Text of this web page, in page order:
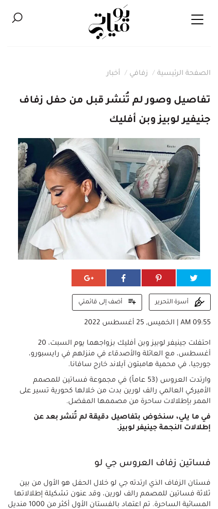
الصفحة الرئيسية زفافي أخبار
تفاصيل وصور لم تُنشر قبل من حفل زفاف
جنيفير لوبيز وبن أفليك
أسرة التحرير أضف إلى قائمتي
09:55 AM | الخميس, 25 أغسطس 2022
احتفلت جينيفر لوبيز وبن أفليك بزواجهما يوم السبت، 20
أغسطس، مع العائلة والأصدقاء في منزلهم في رايسبورو،
جورجيا، في محمية هامبتون آيلاند خارج سافانا.
وارتدت العروس (53 عاماً) في مجموعة فساتين للمصمم
الأميركي العالمي رالف لورين بدت من خلالها كحورية تسير على
الممر بإطلالات ساحرة من مصممها المفضل.
في ما يلي، سنخوض بتفاصيل دقيقة لم تُنشر بعد عن
إطلالات النجمة جينيفر لوبيز.
فساتين زفاف العروس جي لو
فستان الزفاف الذي ارتدته جي لو خلال الحفل هو الأول من بين
ثلاثة فساتين للمصمم رالف لورين، وقد عنون تشكيلة إطلالاتها
المسائية الساحرة. تم اعتماد بالفستان الأول أكثر من 1000 منديل